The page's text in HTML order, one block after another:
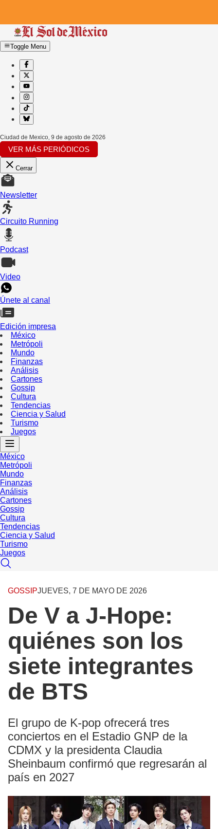
Toggle Menu
Ciudad de Mexico, 9 de agosto de 2026
VER MÁS PERIÓDICOS
Cerrar
Newsletter
Circuito Running
Podcast
Video
Únete al canal
Edición impresa
México
Metrópoli
Mundo
Finanzas
Análisis
Cartones
Gossip
Cultura
Tendencias
Ciencia y Salud
Turismo
Juegos
México
Metrópoli
Mundo
Finanzas
Análisis
Cartones
Gossip
Cultura
Tendencias
Ciencia y Salud
Turismo
Juegos
GOSSIPJUEVES, 7 DE MAYO DE 2026
De V a J-Hope:
quiénes son los
siete integrantes
de BTS
El grupo de K-pop ofrecerá tres
conciertos en el Estadio GNP de la
CDMX y la presidenta Claudia
Sheinbaum confirmó que regresarán al
país en 2027